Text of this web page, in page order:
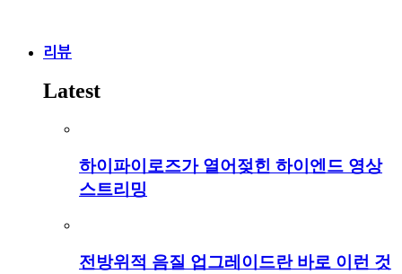
리뷰
Latest
하이파이로즈가 열어젖힌 하이엔드 영상
스트리밍
전방위적 음질 업그레이드란 바로 이런 것